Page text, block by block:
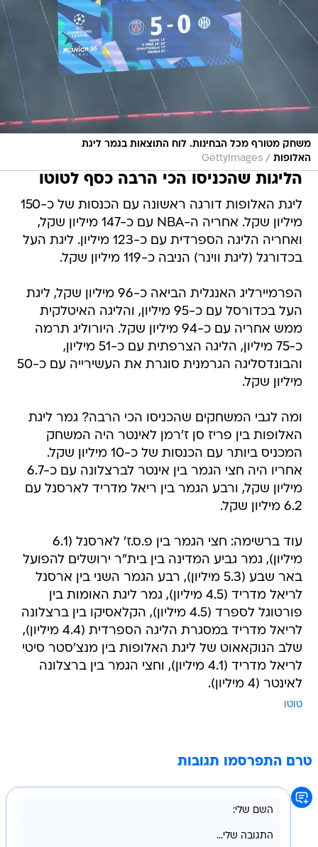
משחק מטורף מכל הבחינות. לוח התוצאות בגמר ליגת
האלופות /
GettyImages
הליגות שהכניסו הכי הרבה כסף לטוטו
ליגת האלופות דורגה ראשונה עם הכנסות של כ-150
מיליון שקל. אחריה ה-NBA עם כ-147 מיליון שקל,
ואחריה הליגה הספרדית עם כ-123 מיליון. ליגת העל
בכדורגל (ליגת ווינר) הניבה כ-119 מיליון שקל.
הפרמיירליג האנגלית הביאה כ-96 מיליון שקל, ליגת
העל בכדורסל עם כ-95 מיליון, והליגה האיטלקית
ממש אחריה עם כ-94 מיליון שקל. היורוליג תרמה
כ-75 מיליון, הליגה הצרפתית עם כ-51 מיליון,
והבונדסליגה הגרמנית סוגרת את העשירייה עם כ-50
מיליון שקל.
ומה לגבי המשחקים שהכניסו הכי הרבה? גמר ליגת
האלופות בין פריז סן ז'רמן לאינטר היה המשחק
המכניס ביותר עם הכנסות של כ-10 מיליון שקל.
אחריו היה חצי הגמר בין אינטר לברצלונה עם כ-6.7
מיליון שקל, ורבע הגמר בין ריאל מדריד לארסנל עם
6.2 מיליון שקל.
עוד ברשימה: חצי הגמר בין פ.ס.ז' לארסנל (6.1
מיליון), גמר גביע המדינה בין בית"ר ירושלים להפועל
באר שבע (5.3 מיליון), רבע הגמר השני בין ארסנל
לריאל מדריד (4.5 מיליון), גמר ליגת האומות בין
פורטוגל לספרד (4.5 מיליון), הקלאסיקו בין ברצלונה
לריאל מדריד במסגרת הליגה הספרדית (4.4 מיליון),
שלב הנוקאאוט של ליגת האלופות בין מנצ'סטר סיטי
לריאל מדריד (4.1 מיליון), וחצי הגמר בין ברצלונה
לאינטר (4 מיליון).
טוטו
טרם התפרסמו תגובות